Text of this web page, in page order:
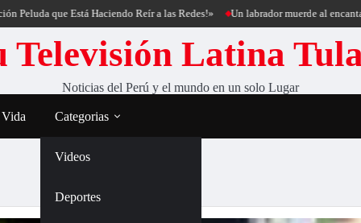
que Está Haciendo Reír a las Redes!» Un labrador muerde al encantador
Televisión Latina
Noticias del Perú y el mundo en un solo Lugar
Categorias
Videos
Deportes